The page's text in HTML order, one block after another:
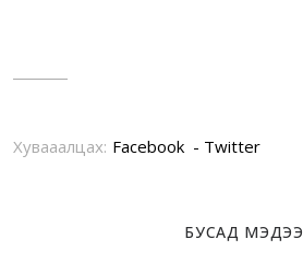
Хувааалцах: Facebook Twitter
БУСАД МЭДЭЭ